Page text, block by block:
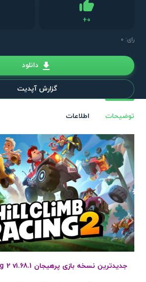
+0
دیس
رای: 0
دانلود
گزارش آپدیت
توضیحات اطلاعات
جدیدترین نسخه بازی پرهیجان Hill Climb Racing 2 v1.68.1